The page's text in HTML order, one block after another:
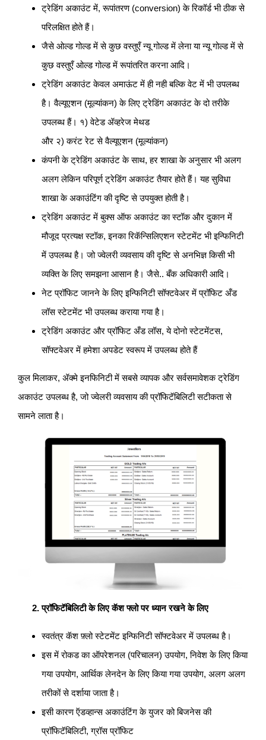
ट्रेडिंग अकाउंट में, रूपांतरण (conversion) के रिकॉर्ड भी ठीक से
परिलक्षित होते हैं।
जैसे ओल्ड गोल्ड में से कुछ वस्तुएँ न्यू गोल्ड में लेना या न्यू गोल्ड में से
कुछ वस्तुएँ ओल्ड गोल्ड में रूपांतरित करना आदि।
ट्रेडिंग अकाउंट केवल अमाऊंट में ही नही बल्कि वेट में भी उपलब्ध
है। वैल्यूएशन (मूल्यांकन) के लिए ट्रेडिंग अकाउंट के दो तरीके
उपलब्ध हैं। १) वेटेड ॲव्हरेज मेथड
और २) करंट रेट से वैल्यूएशन (मूल्यांकन)
कंपनी के ट्रेडिंग अकाउंट के साथ, हर शाखा के अनुसार भी अलग
अलग लेकिन परिपूर्ण ट्रेडिंग अकाउंट तैयार होते हैं। यह सुविधा
शाखा के अकाउंटिंग की दृष्टि से उपयुक्त होती है।
ट्रेडिंग अकाउंट में बुक्स ऑफ अकाउंट का स्टॉक और दुकान में
मौजूद प्रत्यक्ष स्टॉक, इनका रिकॅन्सिलिएशन स्टेटमेंट भी इन्फिनिटी
में उपलब्ध है। जो ज्वेलरी व्यवसाय की दृष्टि से अनभिज्ञ किसी भी
व्यक्ति के लिए समझना आसान है। जैसे.. बँक अधिकारी आदि।
नेट प्रॉफिट जानने के लिए इन्फिनिटी सॉफ्टवेअर में प्रॉफिट अँड
लॉस स्टेटमेंट भी उपलब्ध कराया गया है।
ट्रेडिंग अकाउंट और प्रॉफिट अँड लॉस, ये दोनो स्टेटमेंटस,
सॉफ्टवेअर में हमेशा अपडेट स्वरूप में उपलब्ध होते हैं
कुल मिलाकर, ॲक्मे इनफिनिटी में सबसे व्यापक और सर्वसमावेशक ट्रेडिंग
अकाउंट उपलब्ध है, जो ज्वेलरी व्यवसाय की प्रॉफिटॅबिलिटी सटीकता से
सामने लाता है।
प्रॉफिटॅबिलिटी के लिए कॅश फ्लो पर ध्यान रखने के लिए
स्वतंत्र कॅश फ़्लो स्टेटमेंट इन्फिनिटी सॉफ्टवेअर में उपलब्ध है।
इस में रोकड का ऑपरेशनल (परिचालन) उपयोग, निवेश के लिए किया
गया उपयोग, आर्थिक लेनदेन के लिए किया गया उपयोग, अलग अलग
तरीकों से दर्शाया जाता है।
इसी कारण ऍडव्हान्स अकाउंटिंग के युजर को बिजनेस की
प्रॉफिटॅबिलिटी, ग्रॉस प्रॉफिट